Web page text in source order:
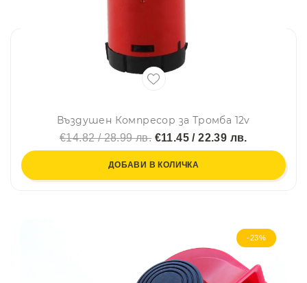
Въздушен Компресор за Тромба 12v
€14.82 / 28.99 лв.€11.45 / 22.39 лв.
ДОБАВИ В КОЛИЧКА
-23%